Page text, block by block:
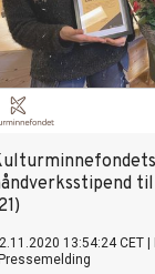
13:54:24 CET
Pressemelding